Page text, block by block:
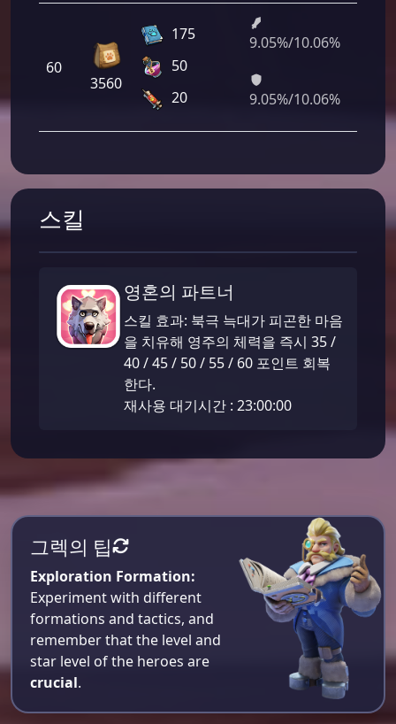
60
3560
175
50
20
9.05%/10.06%
9.05%/10.06%
스킬
영혼의 파트너
스킬 효과: 북극 늑대가 피곤한 마음
을 치유해 영주의 체력을 즉시 35 /
40 / 45 / 50 / 55 / 60 포인트 회복
한다.
재사용 대기시간 : 23:00:00
그렉의 팁
Exploration Formation:
Experiment with different
formations and tactics, and
remember that the level and
star level of the heroes are
crucial.